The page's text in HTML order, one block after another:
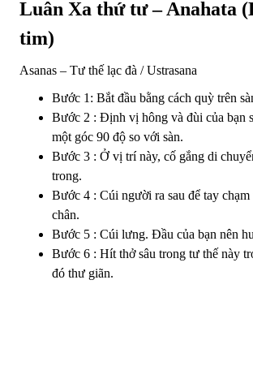
Luân Xa thứ tư – Anahata
tim)
Asanas – Tư thế lạc đà / Ustrasana
Bước 1: Bắt đầu bằng cách quỳ trên
Bước 2 : Định vị hông và đùi của bạn
một góc 90 độ so với sàn.
Bước 3 : Ở vị trí này, cố gắng di
trong.
Bước 4 : Cúi người ra sau để tay chạm
chân.
Bước 5 : Cúi lưng. Đầu của bạn nên
Bước 6 : Hít thở sâu trong tư thế này
đó thư giãn.